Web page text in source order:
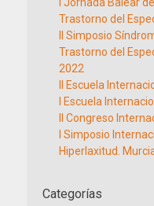
Trastorno del
II Simposio
Trastorno del
2022
II Escuela
I Escuela
II Congreso
I Simposio
Hiperlaxitud.
Categorías